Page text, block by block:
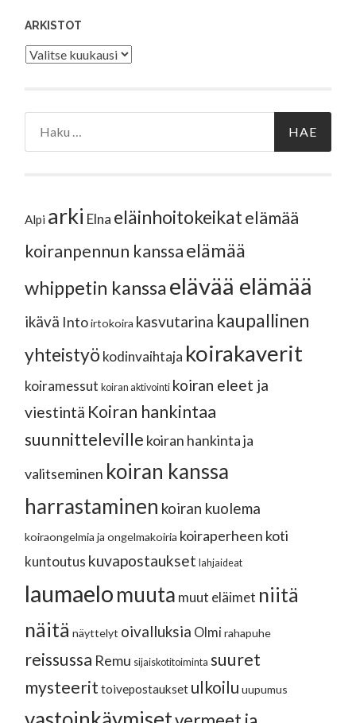
ARKISTOT
Arkistot
Alpi arki Elna eläinhoitokeikatelämää
koiranpennun kanssaelämää
whippetin kanssaelävää elämää
ikävä Intoirtokoira kasvutarina kaupallinen
yhteistyö kodinvaihtaja koirakaverit
koiramessut koiran aktivointi koiran eleet ja
viestintä Koiran hankintaa
suunnitteleville koiran hankinta ja
valitseminen koiran kanssa
harrastaminen koiran kuolema
koiraongelmia ja ongelmakoiria koiraperheen koti
kuntoutus kuvapostaukset lahjaideat
laumaelomuuta muut eläimet niitä
näitä näyttelyt oivalluksia Olmi rahapuhe
reissussa Remu sijaiskotitoiminta suuret
mysteerit toivepostaukset ulkoilu uupumus